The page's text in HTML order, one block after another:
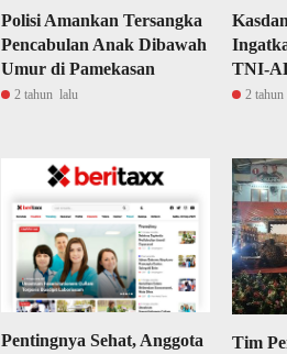
Polisi Amankan Tersangka
Pencabulan Anak Dibawah
Umur di Pamekasan
2 tahun lalu
TNI-
2
Pentingnya Sehat, Anggota
Tim